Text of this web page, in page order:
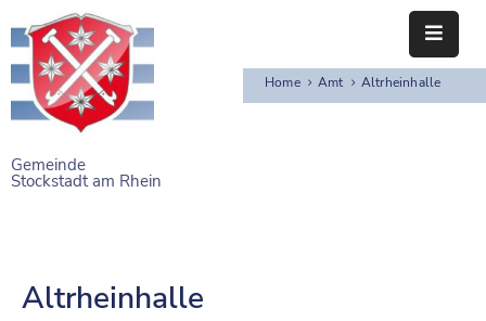
Gemeinde
Stockstadt am Rhein
STARTSEITE
BÜRGERSERVICE
NAHERHOLUNG
Home Amt Altrheinhalle
Altrheinhalle